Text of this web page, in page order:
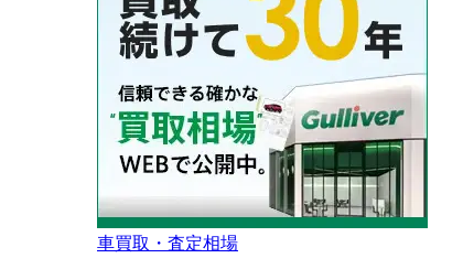
車買取・査定相場